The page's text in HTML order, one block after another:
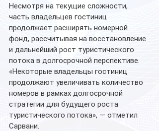
Несмотря на текущие сложности,
часть владельцев гостиниц
продолжает расширять номерной
фонд, рассчитывая на восстановление
и дальнейший рост туристического
потока в долгосрочной перспективе.
«Некоторые владельцы гостиниц
продолжают увеличивать количество
номеров в рамках долгосрочной
стратегии для будущего роста
туристического потока», — отметил
Сарвани.